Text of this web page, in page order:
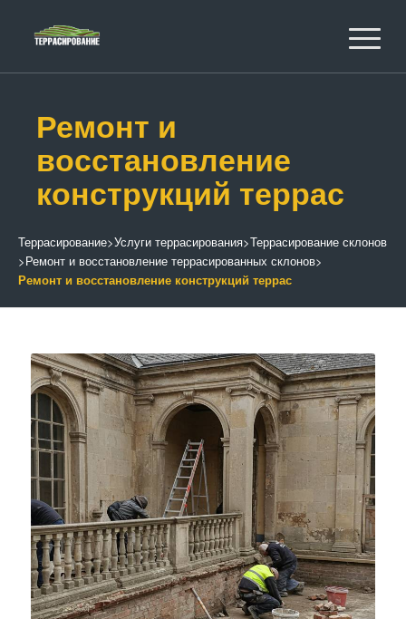
Ремонт и
восстановление
конструкций террас
Террасирование>Услуги террасирования>Террасирование склонов
>Ремонт и восстановление террасированных склонов>
Ремонт и восстановление конструкций террас